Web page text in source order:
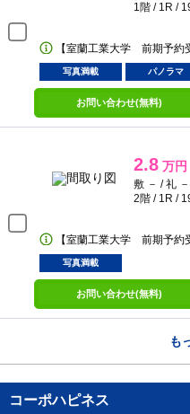
1階 / 1R /
【室蘭工業大学 前期予約
写真満載 パノラマ
お問い合わせ(無料)
2.8 万円
敷 － / 礼 －
2階 / 1R /
【室蘭工業大学 前期予約
写真満載
お問い合わせ(無料)
も
コーポハピネス